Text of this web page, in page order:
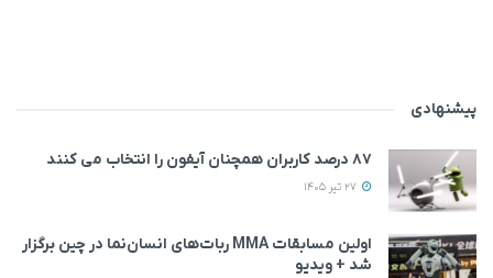
پیشنهادی
۸۷ درصد کاربران همچنان آیفون را انتخاب می‌ کنند
اولین مسابقات MMA ربات‌های انسان‌نما در چین برگزار
شد + ویدیو